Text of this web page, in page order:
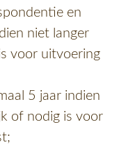
en
niet langer
voor uitvoering
5 jaar indien
of nodig is voor